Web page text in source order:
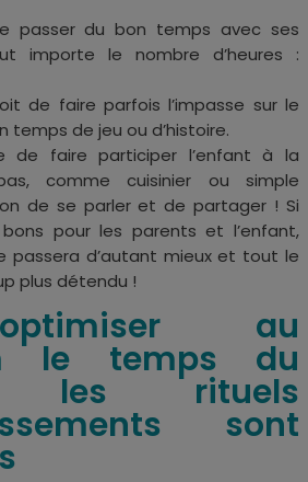
passer du bon temps avec ses
importe le nombre d’heures :
de faire parfois l’impasse sur le
temps de jeu ou d’histoire.
de faire participer l’enfant à la
comme cuisinier ou simple
de se parler et de partager ! Si
pour les parents et l’enfant,
passera d’autant mieux et tout le
plus détendu !
au
le temps du
les rituels
sont